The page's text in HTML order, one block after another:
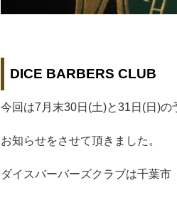
DICE BARBERS CLUB
今回は7月末30日(土)と31日(日)の
お知らせをさせて頂きました。
ダイスバーバーズクラブは千葉市